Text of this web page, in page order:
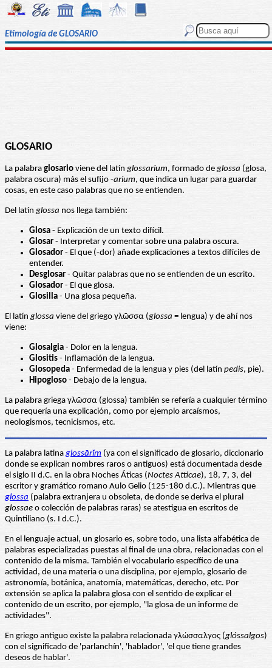
Etimología de GLOSARIO
GLOSARIO
La palabra glosario viene del latínglossarium, formado deglossa (glosa,
palabra oscura) más el sufijo -arium, que indica un lugar para guardar
cosas, en este caso palabras que no se entienden.
Del latínglossa nos llega también:
Glosa - Explicación de un texto difícil.
Glosar - Interpretar y comentar sobre una palabra oscura.
Glosador - El que (-dor) añade explicaciones a textos difíciles de
entender.
Desglosar - Quitar palabras que no se entienden de un escrito.
Glosador - El que glosa.
Glosilla - Una glosa pequeña.
El latín glossa viene del griego γλῶσσα (glossa = lengua) y de ahí nos
viene:
Glosalgia - Dolor en la lengua.
Glositis - Inflamación de la lengua.
Glosopeda - Enfermedad de la lengua y pies (del latín pedis, pie).
Hipogloso - Debajo de la lengua.
La palabra griega γλῶσσα (glossa) también se refería a cualquier término
que requería una explicación, como por ejemplo arcaísmos,
neologismos, tecnicismos, etc.
La palabra latinaglossārĭm (ya con el significado de glosario, diccionario
donde se explican nombres raros o antiguos) está documentada desde
el siglo II d.C. en la obra Noches Áticas (Noctes Atticae), 18, 7, 3, del
escritor y gramático romano Aulo Gelio (125-180 d.C.). Mientras que
glossa (palabra extranjera u obsoleta, de donde se deriva el plural
glossae o colección de palabras raras) se atestigua en escritos de
Quintiliano (s. I d.C.).
En el lenguaje actual, un glosario es, sobre todo, una lista alfabética de
palabras especializadas puestas al final de una obra, relacionadas con el
contenido de la misma. También el vocabulario específico de una
actividad, de una materia o una disciplina, por ejemplo, glosario de
astronomía, botánica, anatomía, matemáticas, derecho, etc. Por
extensión se aplica la palabra glosa con el sentido de explicar el
contenido de un escrito, por ejemplo, "la glosa de un informe de
actividades".
En griego antiguo existe la palabra relacionada γλώσσαλγος (glóssalgos)
con el significado de 'parlanchín', 'hablador', 'el que tiene grandes
deseos de hablar'.